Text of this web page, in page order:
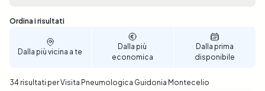
garantire un'accurata valutazione della tua salute
respiratoria a Guidonia Montecelio.
Sono stati trovati 34 risultati
Ordina i risultati
Dalla più vicina a te
Dalla più
economica
Dalla prima
disponibile
34 risultati per Visita Pneumologica Guidonia Montecelio